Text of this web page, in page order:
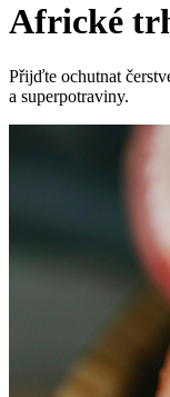
Africké
Přijďte ochutnat
a superpotraviny.